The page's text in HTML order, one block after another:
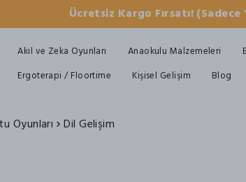
Ücretsiz Kargo Fırsatı!
Akıl ve Zeka Oyunları Anaokulu Malzemeleri
Ergoterapi / Floortime
Kişisel Gelişim Blog
Oyunları Dil Gelişim